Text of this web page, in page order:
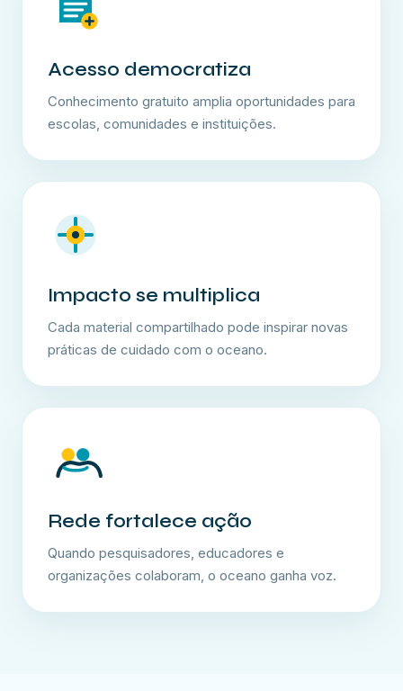
Acesso democratiza
Conhecimento gratuito amplia oportunidades para
escolas, comunidades e instituições.
Impacto se multiplica
Cada material compartilhado pode inspirar novas
práticas de cuidado com o oceano.
Rede fortalece ação
Quando pesquisadores, educadores e
organizações colaboram, o oceano ganha voz.